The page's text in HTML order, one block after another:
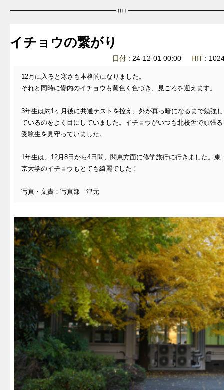
イチョウの繋がり
日付 : 24-12-01 00:00 HIT :
12月に入ると寒さも本格的になりました。
それと同時に黌内のイチョウも黄色く色づき、見ごろを迎えます。
3年生は約1ヶ月後に共通テストを控え、外が真っ暗になるまで勉強し
ているのをよく目にしていました。イチョウがいつも北校舎で頑張る
受験生を見守っていました。
1年生は、12月8日から4日間、関東方面に修学旅行に行きました。東
京大学のイチョウもとても綺麗でした！
写真・文責：写真部 津元